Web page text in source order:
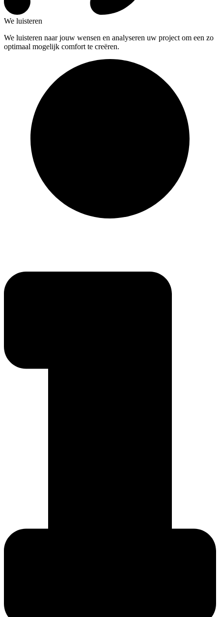
We luisteren
We luisteren naar jouw wensen en analyseren uw project om een zo
optimaal mogelijk comfort te creëren.